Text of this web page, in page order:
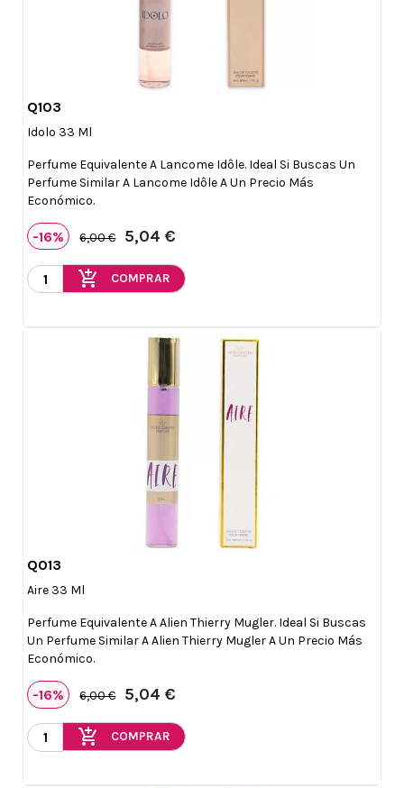
Q103
Idolo 33 Ml
Perfume Equivalente A Lancome Idôle. Ideal Si Buscas Un
Perfume Similar A Lancome Idôle A Un Precio Más
Económico.
-16% 6,00 € 5,04 €
add_shopping_cart COMPRAR
Q013
Aire 33 Ml
Perfume Equivalente A Alien Thierry Mugler. Ideal Si Buscas
Un Perfume Similar A Alien Thierry Mugler A Un Precio Más
Económico.
-16% 6,00 € 5,04 €
add_shopping_cart COMPRAR